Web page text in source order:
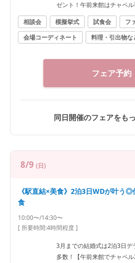
ゼント！午前来館はチャペ
相談会
模擬挙式 試食会
フ
会場コーディネート
料理・引出物な
フェア予約
同日開催のフェアをも
8/9 (日)
《駅直結×美食》2泊3日WDが叶う
食
10:00〜/14:30〜
[ 所要時間:4時間程度]
3月までの結婚式は2泊3日
多数！【午前来館でチャペ